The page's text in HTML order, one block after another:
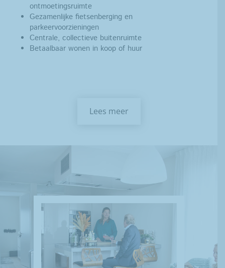
ontmoetingsruimte
Gezamenlijke fietsenberging en
parkeervoorzieningen
Centrale, collectieve buitenruimte
Betaalbaar wonen in koop of huur
Lees meer